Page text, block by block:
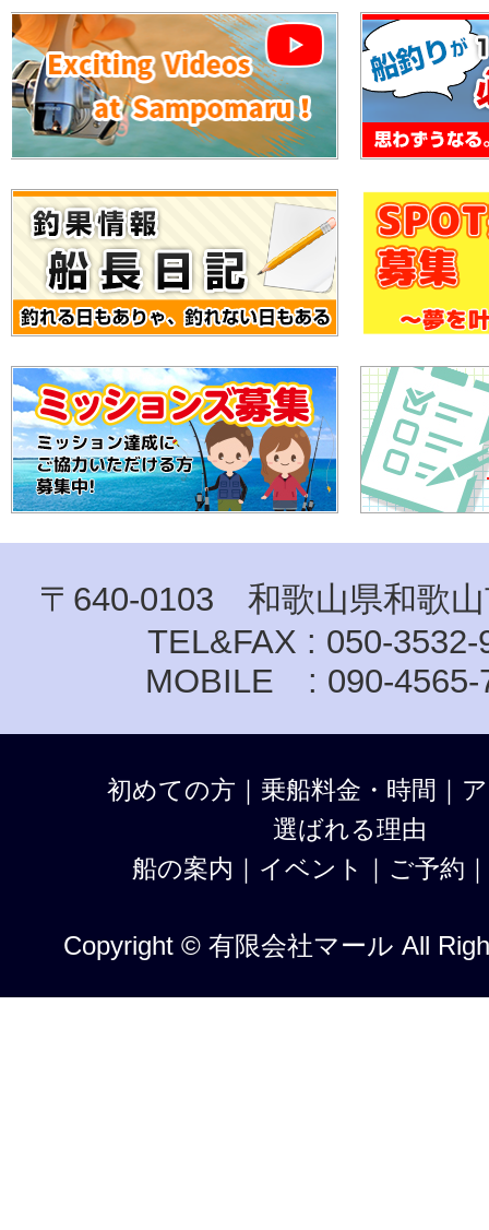
〒640-0103 和歌山県和歌山
TEL&FAX : 050-3532-
MOBILE : 090-4565-
初めての方 ｜ 乗船料金・時間 ｜
選ばれる理由
船の案内 ｜ イベント ｜ ご予約 ｜
Copyright © 有限会社マール All